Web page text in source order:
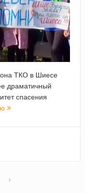
ТКО в Шиесе
драматичный
спасения
›